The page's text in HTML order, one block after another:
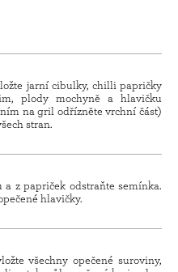
jarní cibulky, chilli papričky
plody mochyně a hlavičku
na gril odřízněte vrchní část)
stran.
a z papriček odstraňte semínka.
hlavičky.
všechny opečené suroviny,